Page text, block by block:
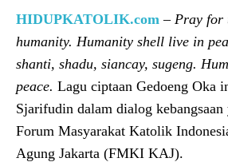
HIDUPKATOLIK.com – Pray for
humanity. Humanity shell live in
shanti, shadu, siancay, sugeng.
peace. Lagu ciptaan Gedoeng Oka
Sjarifudin dalam dialog kebangsaan
Forum Masyarakat Katolik
Agung Jakarta (FMKI KAJ).